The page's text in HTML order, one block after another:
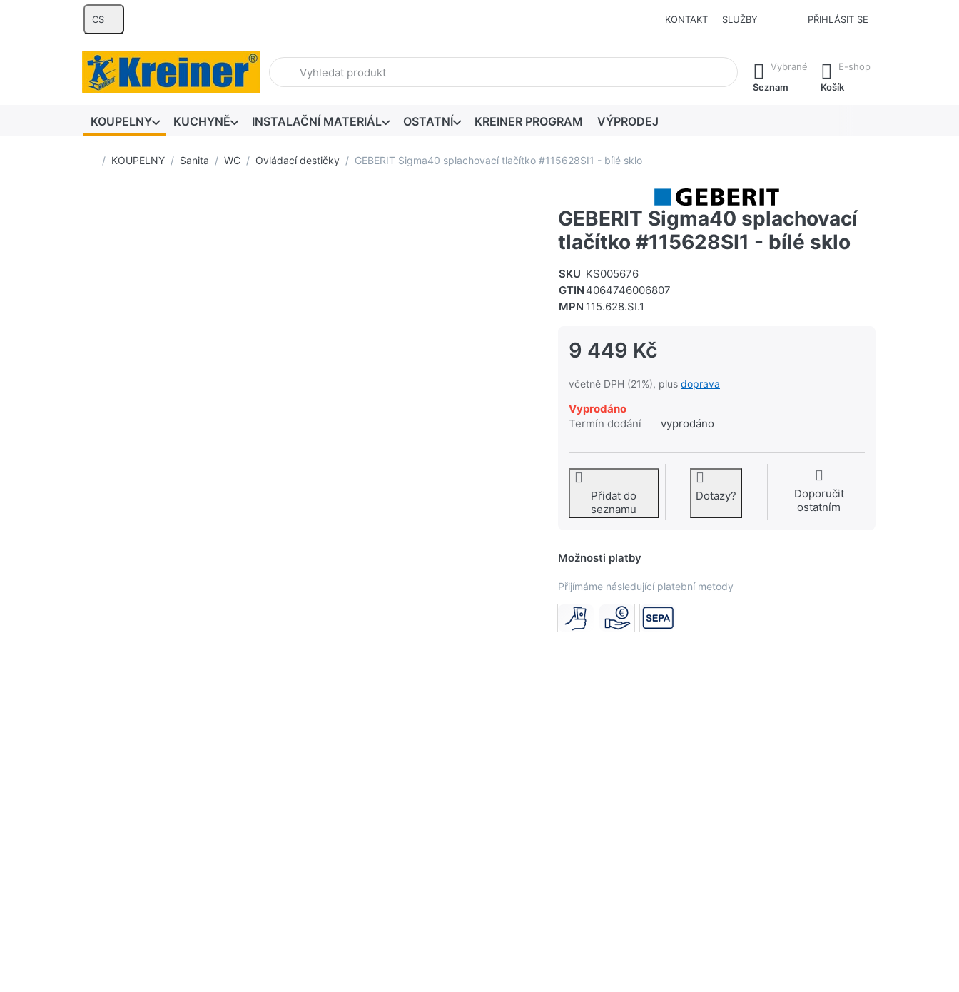
CS KONTAKT SLUŽBY PŘIHLÁSIT SE
Zadejte hledaný výraz. První výsledky se zobrazí automaticky při zadávání. Stisknutím klávesy Enter vyvoláte všechny výsledky.
Vybrané
Seznam
E-shop
Košík
KOUPELNY KUCHYNĚ INSTALAČNÍ MATERIÁL OSTATNÍ KREINER PROGRAM VÝPRODEJ
Domovská stránka
KOUPELNY Sanita WC Ovládací destičky GEBERIT Sigma40 splachovací tlačítko #115628SI1 - bílé sklo
GEBERIT Sigma40 splachovací
tlačítko #115628SI1 - bílé sklo
SKU KS005676
GTIN 4064746006807
MPN 115.628.SI.1
9 449 Kč
včetně DPH (21%), plus doprava
Vyprodáno
Termín dodání
vyprodáno
Přidat do
seznamu
Dotazy?
Doporučit
ostatním
Možnosti platby
Přijímáme následující platební metody